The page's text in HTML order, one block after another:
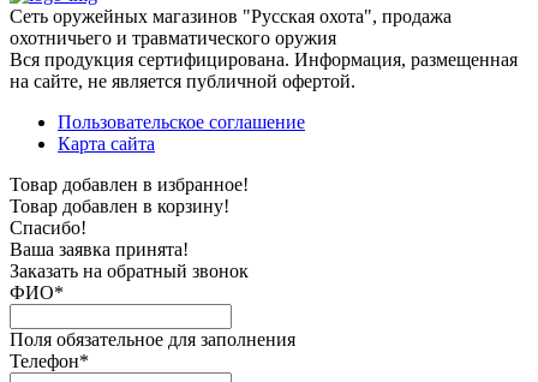
Сеть оружейных магазинов "Русская охота", продажа
охотничьего и травматического оружия
Вся продукция сертифицирована. Информация, размещенная
на сайте, не является публичной офертой.
Пользовательское соглашение
Карта сайта
Товар добавлен в избранное!
Товар добавлен в корзину!
Спасибо!
Ваша заявка принята!
Заказать на обратный звонок
ФИО*
Поля обязательное для заполнения
Телефон*